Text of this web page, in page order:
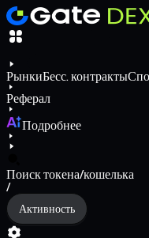
РынкиБесс. контракты
Реферал
Подробнее
Поиск токена/кошелька
/
Активность